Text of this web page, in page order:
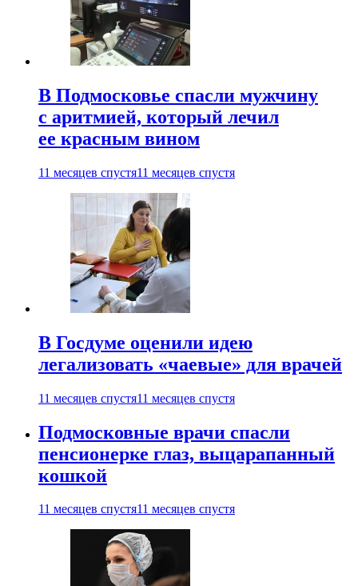
В Подмосковье спасли мужчину
с аритмией, который лечил
ее красным вином
11 месяцев спустя11 месяцев спустя
В Госдуме оценили идею
легализовать «чаевые» для врачей
11 месяцев спустя11 месяцев спустя
Подмосковные врачи спасли
пенсионерке глаз, выцарапанный
кошкой
11 месяцев спустя11 месяцев спустя